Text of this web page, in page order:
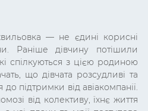
— не єдині корисні
Раніше дівчину потішили
спілкуються з цією родиною
що дівчата розсудливі та
підтримки від авіакомпанії.
від колективу, їхнє життя